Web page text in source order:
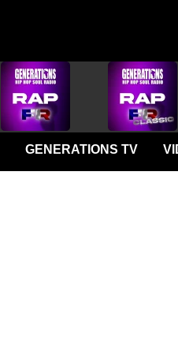
GENERATIONS TV